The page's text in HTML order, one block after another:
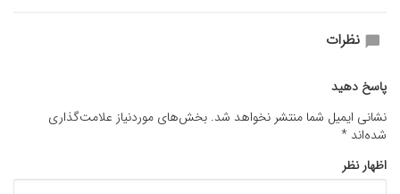
نظرات
پاسخ دهید
نشانی ایمیل شما منتشر نخواهد شد. بخش‌های موردنیاز علامت‌گذاری
شده‌اند *
اظهار نظر